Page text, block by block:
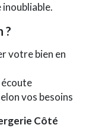
?
votre bien en
vos besoins
Côté